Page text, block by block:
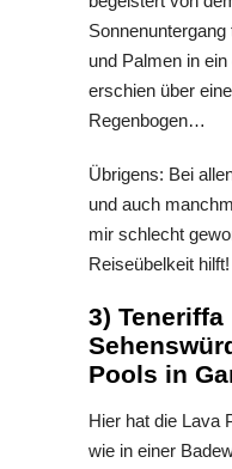
und Palmen in
erschien über
Regenbogen…
Übrigens: Bei
und auch
mir schlecht
Reiseübelkeit hilft!
3) Teneriffa
Pools in
Hier hat die Lava
wie in einer